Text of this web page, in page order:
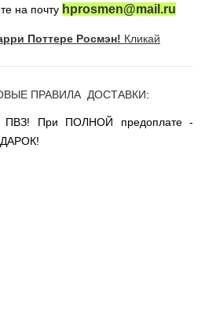
на почту hprosmen@mail.ru
Поттере Росмэн! Кликай
ПРАВИЛА ДОСТАВКИ:
ПВЗ! При ПОЛНОЙ предоплате -